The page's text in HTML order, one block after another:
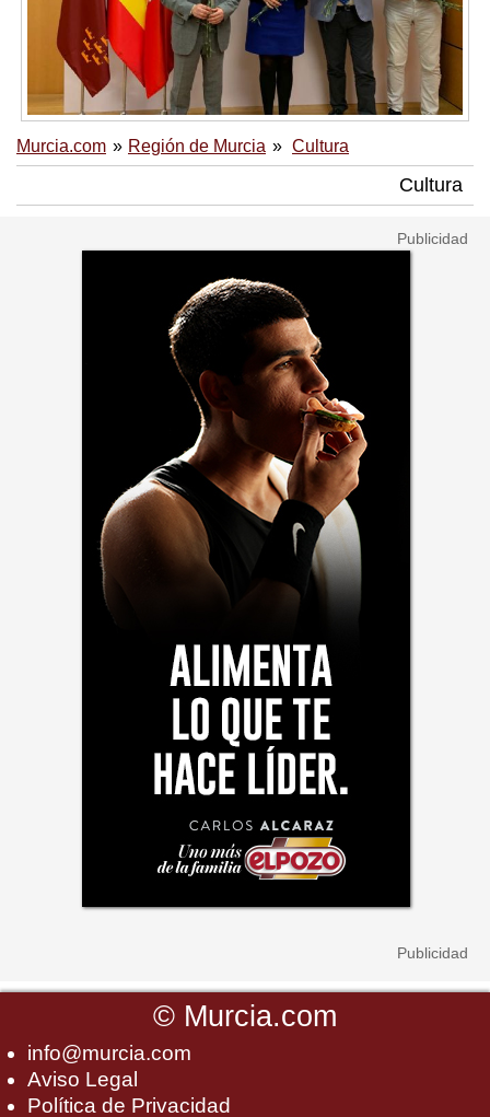
Murcia.com Región de Murcia Cultura
Cultura
© Murcia.com
info@murcia.com
Aviso Legal
Política de Privacidad